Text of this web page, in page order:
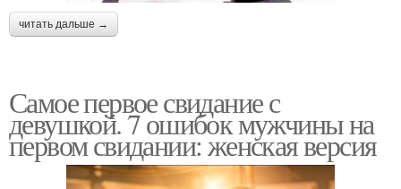
читать дальше →
Самое первое свидание с
девушкой. 7 ошибок мужчины на
первом свидании: женская версия